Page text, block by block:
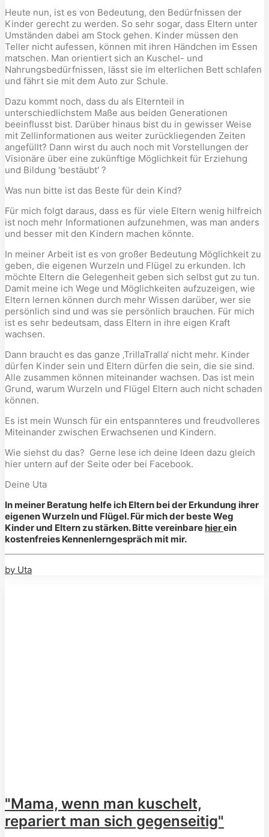
Heute nun, ist es von Bedeutung, den Bedürfnissen der
Kinder gerecht zu werden. So sehr sogar, dass Eltern unter
Umständen dabei am Stock gehen. Kinder müssen den
Teller nicht aufessen, können mit ihren Händchen im Essen
matschen. Man orientiert sich an Kuschel- und
Nahrungsbedürfnissen, lässt sie im elterlichen Bett schlafen
und fährt sie mit dem Auto zur Schule.
Dazu kommt noch, dass du als Elternteil in
unterschiedlichstem Maße aus beiden Generationen
beeinflusst bist. Darüber hinaus bist du in gewisser Weise
mit Zellinformationen aus weiter zurückliegenden Zeiten
angefüllt? Dann wirst du auch noch mit Vorstellungen der
Visionäre über eine zukünftige Möglichkeit für Erziehung
und Bildung 'bestäubt' ?
Was nun bitte ist das Beste für dein Kind?
Für mich folgt daraus, dass es für viele Eltern wenig hilfreich
ist noch mehr Informationen aufzunehmen, was man anders
und besser mit den Kindern machen könnte.
In meiner Arbeit ist es von großer Bedeutung Möglichkeit zu
geben, die eigenen Wurzeln und Flügel zu erkunden. Ich
möchte Eltern die Gelegenheit geben sich selbst gut zu tun.
Damit meine ich Wege und Möglichkeiten aufzuzeigen, wie
Eltern lernen können durch mehr Wissen darüber, wer sie
persönlich sind und was sie persönlich brauchen. Für mich
ist es sehr bedeutsam, dass Eltern in ihre eigen Kraft
wachsen.
Dann braucht es das ganze ‚TrillaTralla‘ nicht mehr. Kinder
dürfen Kinder sein und Eltern dürfen die sein, die sie sind.
Alle zusammen können miteinander wachsen. Das ist mein
Grund, warum Wurzeln und Flügel Eltern auch nicht schaden
können.
Es ist mein Wunsch für ein entspannteres und freudvolleres
Miteinander zwischen Erwachsenen und Kindern.
Wie siehst du das? Gerne lese ich deine Ideen dazu gleich
hier untern auf der Seite oder bei Facebook.
Deine Uta
In meiner Beratung helfe ich Eltern bei der Erkundung ihrer
eigenen Wurzeln und Flügel. Für mich der beste Weg
Kinder und Eltern zu stärken. Bitte vereinbare hierein
kostenfreies Kennenlerngespräch mit mir.
by Uta
"Mama, wenn man kuschelt,
repariert man sich gegenseitig"